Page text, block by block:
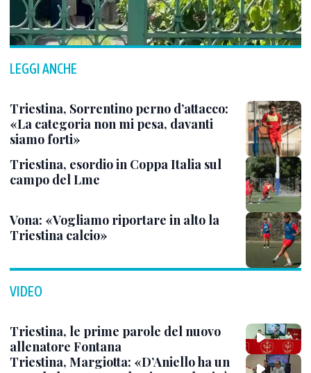
LEGGI ANCHE
Triestina, Sorrentino perno d’attacco:
«La categoria non mi pesa, davanti
siamo forti»
Triestina, esordio in Coppa Italia sul
campo del Lme
Vona: «Vogliamo riportare in alto la
Triestina calcio»
VIDEO
Triestina, le prime parole del nuovo
allenatore Fontana
Triestina, Margiotta: «D’Aniello ha un